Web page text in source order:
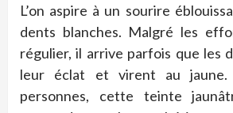
L’on aspire à un sourire
dents blanches. Malgré les
régulier, il arrive parfois que les
leur éclat et virent au jaune.
personnes, cette teinte